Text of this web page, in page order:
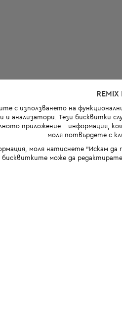
с използването на
анализатори. Тези бисквитки
приложение - информация,
моля потвърдете с
моля натиснете "Искам
може да